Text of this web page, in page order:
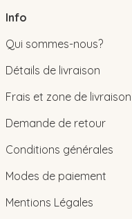
Info
Qui sommes-nous?
Détails de livraison
Frais et zone de livraison
Demande de retour
Conditions générales
Modes de paiement
Mentions Légales